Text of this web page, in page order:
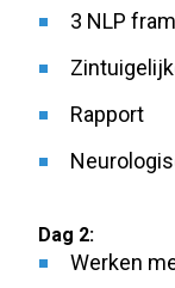
3 NLP
Rapport
Dag 2:
Werken